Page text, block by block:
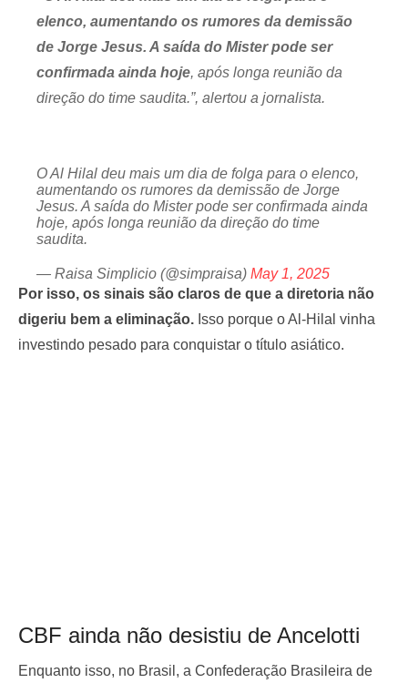
elenco, aumentando os rumores da demissão
de Jorge Jesus. A saída do Mister pode ser
confirmada ainda hoje, após longa reunião da
direção do time saudita.”, alertou a jornalista.
O Al Hilal deu mais um dia de folga para o elenco,
aumentando os rumores da demissão de Jorge
Jesus. A saída do Mister pode ser confirmada ainda
hoje, após longa reunião da direção do time
saudita.
— Raisa Simplicio (@simpraisa) May 1, 2025
Por isso, os sinais são claros de que a diretoria não
digeriu bem a eliminação. Isso porque o Al-Hilal vinha
investindo pesado para conquistar o título asiático.
CBF ainda não desistiu de Ancelotti
Enquanto isso, no Brasil, a Confederação Brasileira de